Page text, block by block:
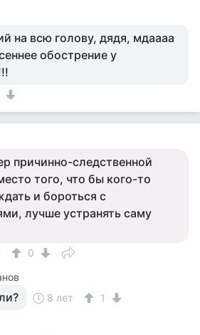
на всю голову, дядя, мдаааа
обострение у
причинно-следственной
того, что бы кого-то
и бороться с
лучше устранять саму
0
8 лет 1